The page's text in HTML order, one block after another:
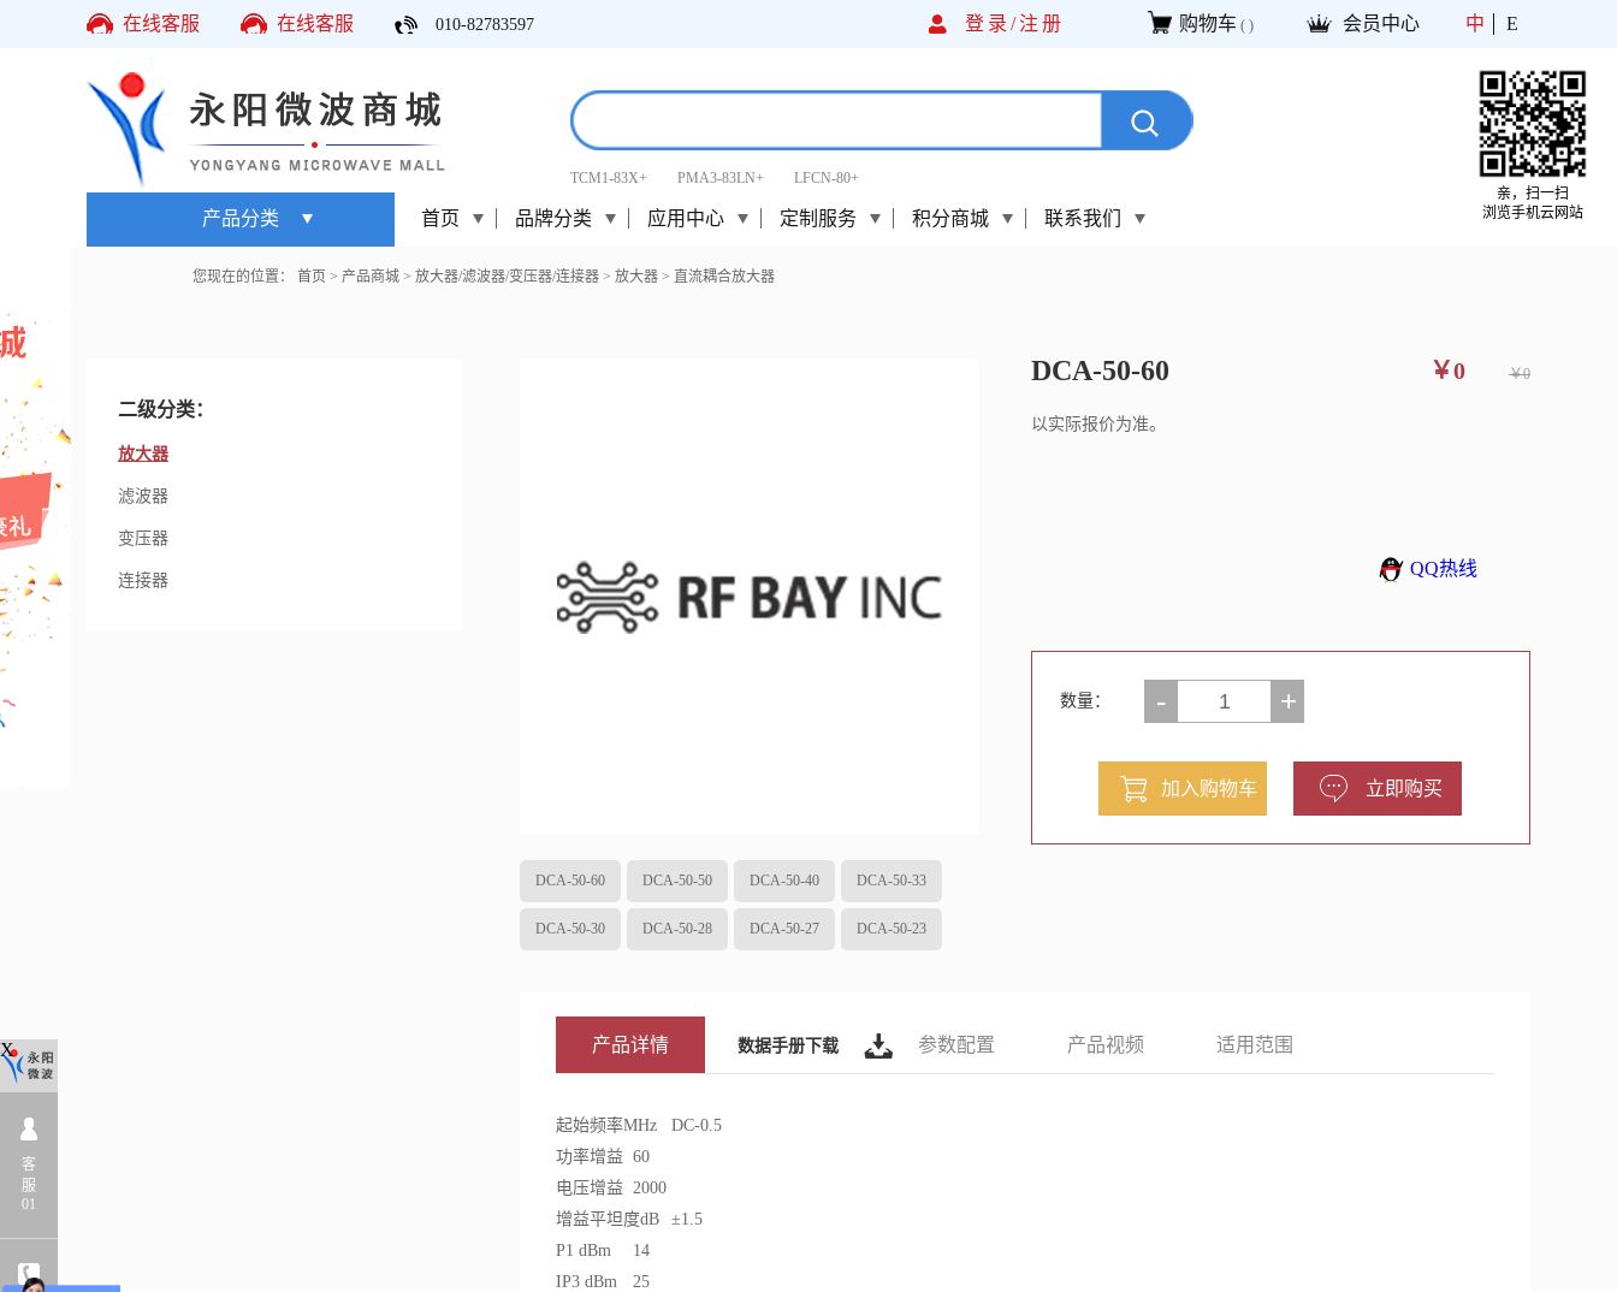
在线客服 在线客服 010-82783597 登录/注册 购物车 ( ) 会员中心 中 E
TCM1-83X+ PMA3-83LN+ LFCN-80+
产品分类 首页 品牌分类 应用中心 定制服务 积分商城 联系我们
您现在的位置： 首页 > 产品商城 > 放大器/滤波器/变压器/连接器 > 放大器 > 直流耦合放大器
二级分类：
放大器
滤波器
变压器
连接器
DCA-50-60 DCA-50-50 DCA-50-40 DCA-50-33
DCA-50-30 DCA-50-28 DCA-50-27 DCA-50-23
DCA-50-60
以实际报价为准。
QQ热线
￥0 ￥0
数量： - +
产品详情 数据手册下载 参数配置 产品视频 适用范围
起始频率MHz
DC-0.5
功率增益 60
电压增益 2000
增益平坦度dB
±1.5
P1 dBm
14
IP3 dBm
25
X
客
服
01
亲，扫一扫
浏览手机云网站